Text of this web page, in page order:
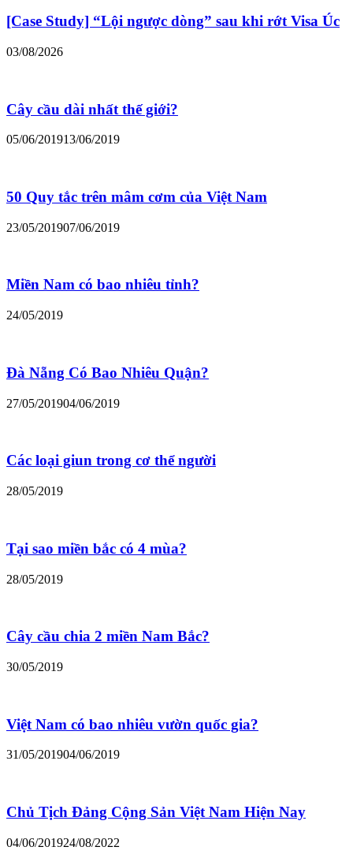
[Case Study] “Lội ngược dòng” sau khi rớt Visa Úc
03/08/2026
Cây cầu dài nhất thế giới?
05/06/201913/06/2019
50 Quy tắc trên mâm cơm của Việt Nam
23/05/201907/06/2019
Miền Nam có bao nhiêu tỉnh?
24/05/2019
Đà Nẵng Có Bao Nhiêu Quận?
27/05/201904/06/2019
Các loại giun trong cơ thể người
28/05/2019
Tại sao miền bắc có 4 mùa?
28/05/2019
Cây cầu chia 2 miền Nam Bắc?
30/05/2019
Việt Nam có bao nhiêu vườn quốc gia?
31/05/201904/06/2019
Chủ Tịch Đảng Cộng Sản Việt Nam Hiện Nay
04/06/201924/08/2022